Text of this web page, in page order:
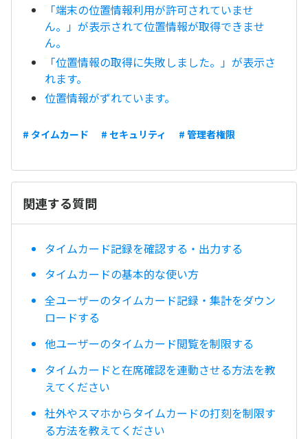
「端末の位置情報利用が許可されていませ
ん。」が表示されて位置情報が取得できませ
ん。
「位置情報の取得に失敗しました。」が表示さ
れます。
位置情報がずれています。
# タイムカード # セキュリティ # 管理者権限
関連する質問
タイムカード記録を確認する・出力する
タイムカードの基本的な使い方
全ユーザーのタイムカード記録・集計をダウン
ロードする
他ユーザーのタイムカード閲覧を制限する
タイムカードと在席確認を連動させる方法を教
えてください
社外やスマホからタイムカードの打刻を制限す
る方法を教えてください